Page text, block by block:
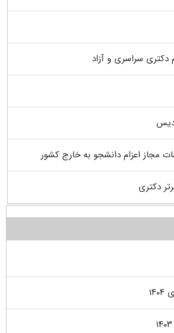
دکتری سراسری و آزاد
مجاز اعزام دانشجو به خارج کشور
دکتری